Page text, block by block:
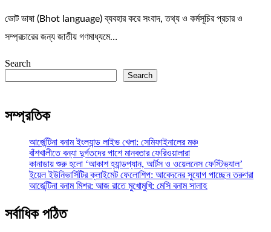
ভোট ভাষা (Bhot language) ব্যবহার করে সংবাদ, তথ্য ও কর্মসূচির প্রচার ও
সম্প্রচারের জন্য জাতীয় গণমাধ্যমে…
Search
Search
সম্প্রতিক
আর্জেন্টিনা বনাম ইংল্যান্ড লাইভ খেলা: সেমিফাইনালের মঞ্চ
বাঁশখালীতে বন্যা দুর্গতদের পাশে মানবতার ফেরিওয়ালারা
কানাডায় শুরু হলো ‘আকাশ হ্যান্ডপ্যান, আর্টস ও ওয়েলনেস ফেস্টিভ্যাল’
ইয়েল ইউনিভার্সিটির ক্লাইমেট ফেলোশিপ: আবেদনের সুযোগ পাচ্ছেন তরুণরা
আর্জেন্টিনা বনাম মিশর: আজ রাতে মুখোমুখি: মেসি বনাম সালাহ
সর্বাধিক পঠিত